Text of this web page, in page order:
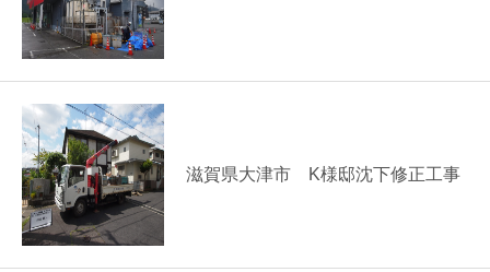
滋賀県大津市 K様邸沈下修正工事